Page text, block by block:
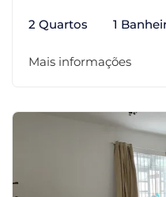
2 Quartos 1
Mais informações